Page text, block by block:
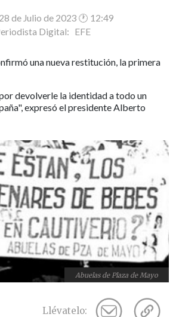
de Julio de 2023 🕐 12:49
Digital: EFE
una nueva restitución, la primera
devolverle la identidad a todo un
expresó el presidente Alberto
Abuelas de Plaza de Mayo
Llévatelo: